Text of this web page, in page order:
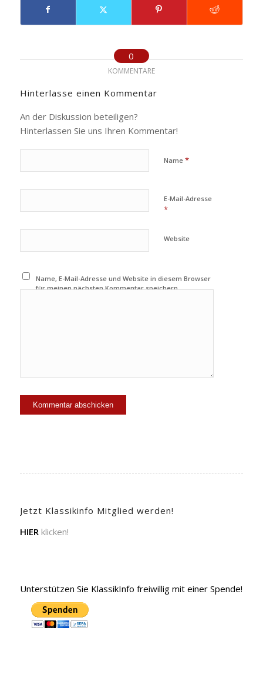
0
KOMMENTARE
Hinterlasse einen Kommentar
An der Diskussion beteiligen?
Hinterlassen Sie uns Ihren Kommentar!
Name *
E-Mail-Adresse
*
Website
Name, E-Mail-Adresse und Website in diesem Browser
für meinen nächsten Kommentar speichern.
Jetzt Klassikinfo Mitglied werden!
HIERklicken!
Unterstützen Sie KlassikInfo freiwillig mit einer Spende!